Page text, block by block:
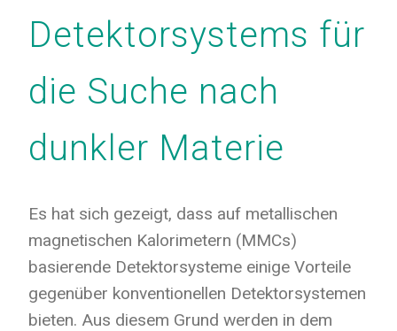
Detektorsystems für
die Suche nach
dunkler Materie
Es hat sich gezeigt, dass auf metallischen
magnetischen Kalorimetern (MMCs)
basierende Detektorsysteme einige Vorteile
gegenüber konventionellen Detektorsystemen
bieten. Aus diesem Grund werden in dem